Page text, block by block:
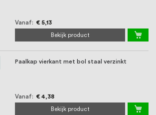
persoonlijke service bij
want we geloven dat een
met onze klanten het
Vanaf € 5,13
Bekijk product
Paalkap vierkant met bol staal verzinkt
Vanaf € 4,38
Bekijk product